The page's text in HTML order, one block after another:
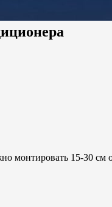
монтировать 15-30 см